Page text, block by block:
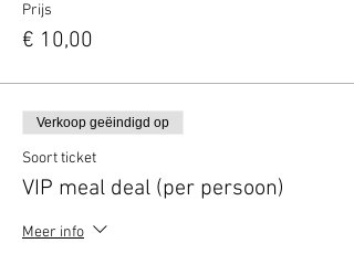
Prijs
€ 10,00
Verkoop geëindigd op
Soort ticket
VIP meal deal (per persoon)
Meer info